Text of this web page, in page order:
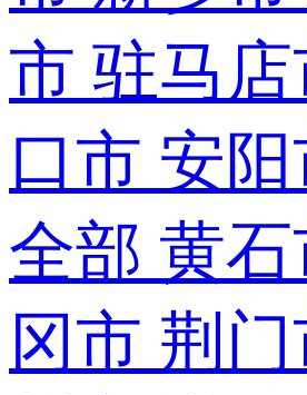
市 驻马店
口市 安阳
全部 黄石
冈市 荆门